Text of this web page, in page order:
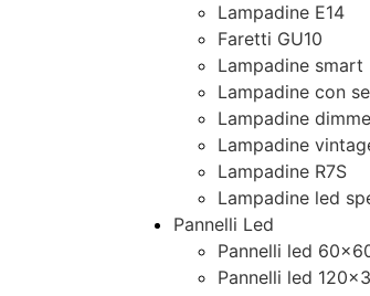
Lampadine E14
Faretti GU10
Lampadine smart
Lampadine con
Lampadine
Lampadine
Lampadine R7S
Lampadine led
Pannelli Led
Pannelli led
Pannelli led